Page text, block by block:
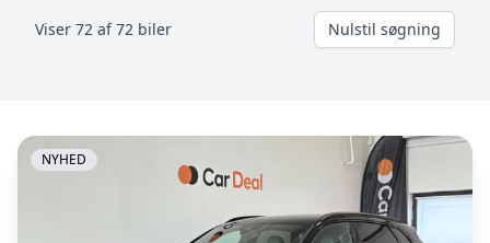
Viser 72 af 72 biler Nulstil søgning
NYHED